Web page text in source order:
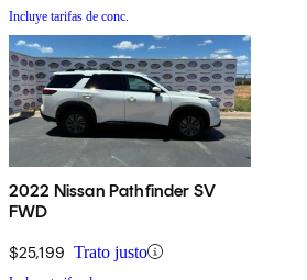
Incluye tarifas de conc.
2022 Nissan Pathfinder SV
FWD
$25,199 Trato justo